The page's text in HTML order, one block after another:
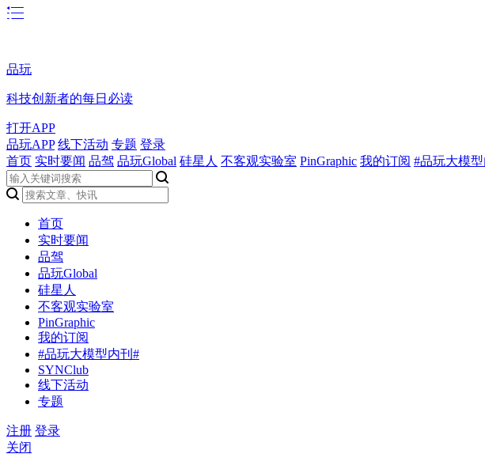
品玩
科技创新者的每日必读
打开APP
品玩APP 线下活动 专题 登录
首页 实时要闻 品驾 品玩Global 硅星人 不客观实验室 PinGraphic 我的订阅 #品玩大模
首页
实时要闻
品驾
品玩Global
硅星人
不客观实验室
PinGraphic
我的订阅
#品玩大模型内刊#
SYNClub
线下活动
专题
注册 登录
关闭